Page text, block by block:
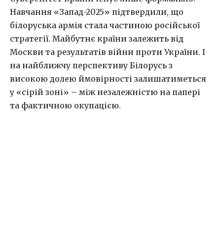
Навчання «Запад-2025» підтвердили, що
білоруська армія стала частиною російської
стратегії. Майбутнє країни залежить від
Москви та результатів війни проти України. І
на найближчу перспективу Білорусь з
високою долею ймовірності залишатиметься
у «сірій зоні» – між незалежністю на папері
та фактичною окупацією.